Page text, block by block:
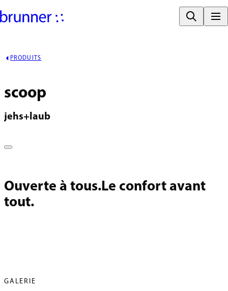
PRODUITS
scoop
jehs+laub
Ouverte à tous.Le confort avant
tout.
GALERIE